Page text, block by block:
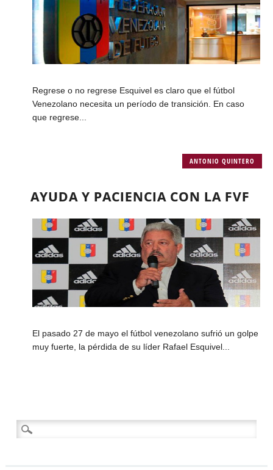
Regrese o no regrese Esquivel es claro que el fútbol
Venezolano necesita un período de transición. En caso
que regrese...
ANTONIO QUINTERO
AYUDA Y PACIENCIA CON LA FVF
El pasado 27 de mayo el fútbol venezolano sufrió un golpe
muy fuerte, la pérdida de su líder Rafael Esquivel...
Buscar: